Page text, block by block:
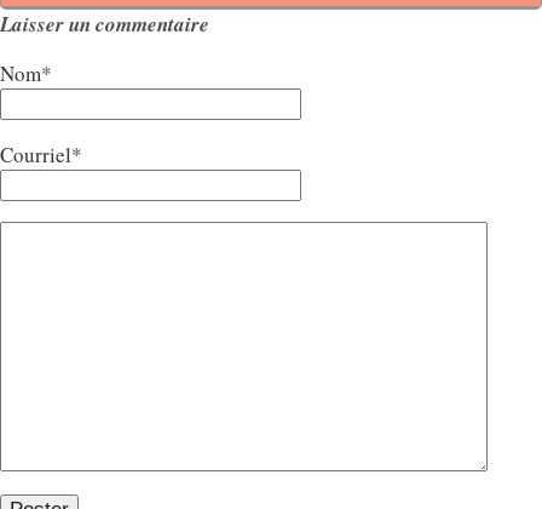
Laisser un commentaire
Nom*
Courriel*